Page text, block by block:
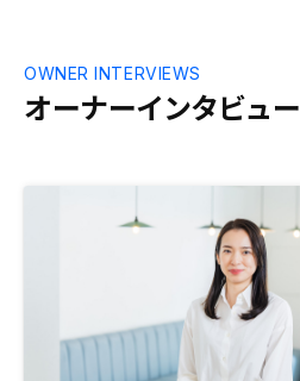
オーナーインタビュー
OWNER INTERVIEWS